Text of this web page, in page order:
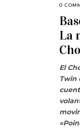
0
La
El
Twin